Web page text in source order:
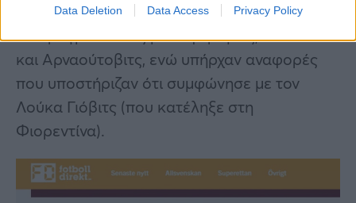
Data Deletion Data Access Privacy Policy
υποστήριζαν, ότι βρισκόταν σε
διαπραγματεύσεις με Σεφέροβιτς, Μουλέκα
και Αρναούτοβιτς, ενώ υπήρχαν αναφορές
που υποστήριζαν ότι συμφώνησε με τον
Λούκα Γιόβιτς (που κατέληξε στη
Φιορεντίνα).